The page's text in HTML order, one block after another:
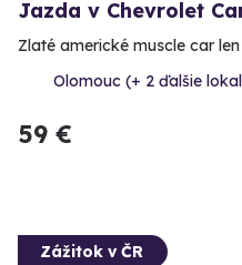
Jazda v Chevrolet
Zlaté americké muscle car
Olomouc (+ 2 ďalšie
59 €
Zážitok v ČR